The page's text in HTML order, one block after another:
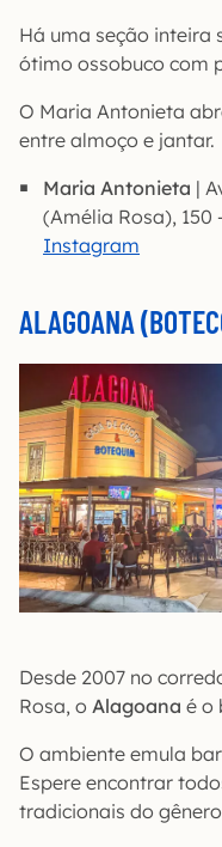
Há uma seção inteira
ótimo ossobuco com
O Maria Antonieta
entre almoço e jantar.
Maria Antonieta |
(Amélia Rosa), 150
Instagram
ALAGOANA
Desde 2007 no
Rosa, o Alagoana é o
O ambiente emula
Espere encontrar
tradicionais do